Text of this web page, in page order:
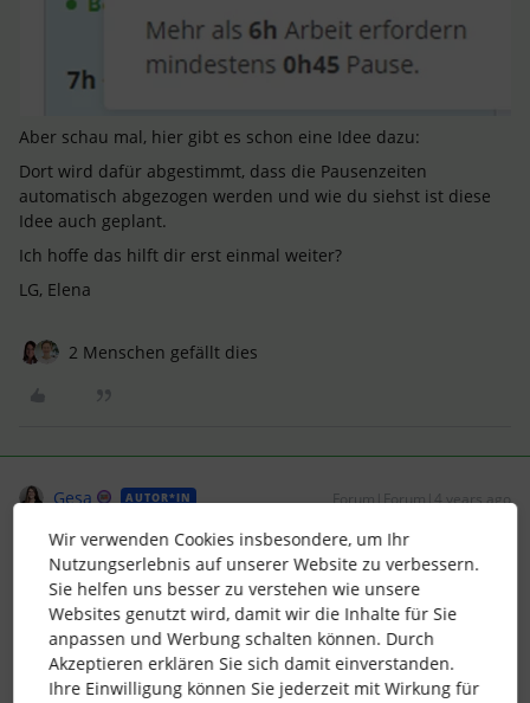
Aber schau mal, hier gibt es schon eine Idee dazu:
Dort wird dafür abgestimmt, dass die Pausenzeiten
automatisch abgezogen werden und wie du siehst ist diese
Idee auch geplant.
Ich hoffe das hilft dir erst einmal weiter?
LG, Elena
2 Menschen gefällt dies
Gesa AUTOR*IN Forum|Forum|4 years ago
Hallo@Elena,
um den automatischen Abzug geht es dabei gar nicht
vordergründig. Den Beitrag hatte ich auch schon gefunden.
Es geht eher darum, dass ich es eben im Arbeitszeitmodell
genau so wie du es geschickt hast eingestellt habe, in der
Anwesenheit der Person aber nichtmal das kleine Dreieck
Wir verwenden Cookies insbesondere, um Ihr
Nutzungserlebnis auf unserer Website zu verbessern.
Sie helfen uns besser zu verstehen wie unsere
Websites genutzt wird, damit wir die Inhalte für Sie
anpassen und Werbung schalten können. Durch
Akzeptieren erklären Sie sich damit einverstanden.
Ihre Einwilligung können Sie jederzeit mit Wirkung für